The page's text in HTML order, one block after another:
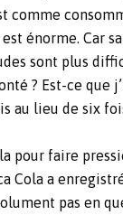
comme
énorme. Car
sont plus
? Est-ce
au lieu de six
pour faire
Cola a
pas en